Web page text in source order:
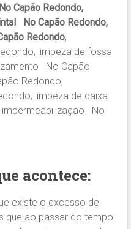
Capão Redondo,
No Capão Redondo,
Redondo,
limpeza de fossa
No Capão
Redondo,
limpeza de caixa
No
acontece:
existe o excesso de
que ao passar do tempo